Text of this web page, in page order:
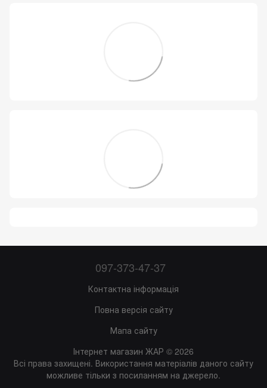
097-373-47-37
Контактна інформація
Повна версія сайту
Мапа сайту
Інтернет магазин ЖАР © 2026
Всі права захищені. Використання матеріалів даного сайту
можливе тільки з посиланням на джерело.